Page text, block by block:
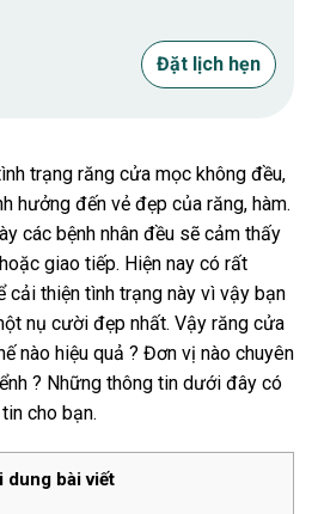
Đặt lịch hẹn
trạng răng cửa mọc không đều,
hưởng đến vẻ đẹp của răng, hàm.
các bệnh nhân đều sẽ cảm thấy
giao tiếp. Hiện nay có rất
cải thiện tình trạng này vì vậy bạn
nụ cười đẹp nhất. Vậy răng cửa
nào hiệu quả ? Đơn vị nào chuyên
? Những thông tin dưới đây có
cho bạn.
dung bài viết